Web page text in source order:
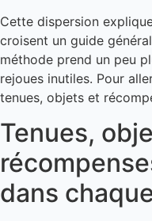
Cette dispersion
croisent un guide
méthode prend un peu
rejoues inutiles. Pour
tenues, objets et
Tenues,
dans